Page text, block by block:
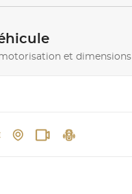
et dimensions